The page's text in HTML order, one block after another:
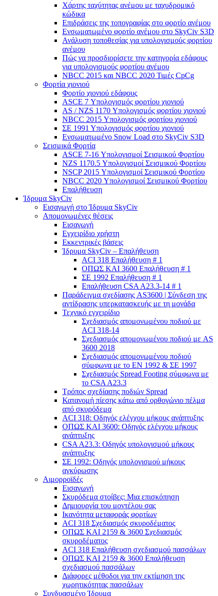
Χάρτης ταχύτητας ανέμου με ταχυδρομικό
κώδικα
Επιδράσεις της τοπογραφίας στο φορτίο ανέμου
Ενσωματωμένο φορτίο ανέμου στο SkyCiv S3D
Ανάλυση τοποθεσίας για υπολογισμούς φορτίου
ανέμου
Πώς να προσδιορίσετε την κατηγορία εδάφους
για υπολογισμούς φορτίου ανέμου
NBCC 2015 και NBCC 2020 Τιμές CpCg
Φορτία χιονιού
Φορτίο χιονιού εδάφους
ASCE 7 Υπολογισμός φορτίου χιονιού
AS / NZS 1170 Υπολογισμός φορτίου χιονιού
NBCC 2015 Υπολογισμός φορτίου χιονιού
ΣΕ 1991 Υπολογισμός φορτίου χιονιού
Ενσωματωμένο Snow Load στο SkyCiv S3D
Σεισμικά Φορτία
ASCE 7-16 Υπολογισμοί Σεισμικού Φορτίου
NZS 1170.5 Υπολογισμοί Σεισμικού Φορτίου
NSCP 2015 Υπολογισμοί Σεισμικού Φορτίου
NBCC 2020 Υπολογισμοί Σεισμικού Φορτίου
Επαλήθευση
Ίδρυμα SkyCiv
Εισαγωγή στο Ίδρυμα SkyCiv
Απομονωμένες θέσεις
Εισαγωγή
Εγχειρίδιο χρήστη
Εκκεντρικές βάσεις
Ίδρυμα SkyCiv – Επαλήθευση
ACI 318 Επαλήθευση # 1
ΟΠΩΣ ΚΑΙ 3600 Επαλήθευση # 1
ΣΕ 1992 Επαλήθευση # 1
Επαλήθευση CSA A23.3-14 # 1
Παράδειγμα σχεδίασης AS3600 | Σύνδεση της
αντίδρασης υπερκατασκευής με τη μονάδα
Τεχνικό εγχειρίδιο
Σχεδιασμός απομονωμένου ποδιού με
ACI 318-14
Σχεδιασμός απομονωμένου ποδιού με AS
3600 2018
Σχεδιασμός απομονωμένου ποδιού
σύμφωνα με το ΕΝ 1992 & ΣΕ 1997
Σχεδιασμός Spread Footing σύμφωνα με
το CSA A23.3
Τρόπος σχεδίασης ποδιών Spread
Κατανομή πίεσης κάτω από ορθογώνιο πέλμα
από σκυρόδεμα
ACI 318: Οδηγός ελέγχου μήκους ανάπτυξης
ΟΠΩΣ ΚΑΙ 3600: Οδηγός ελέγχου μήκους
ανάπτυξης
CSA A23.3: Οδηγός υπολογισμού μήκους
ανάπτυξης
ΣΕ 1992: Οδηγός υπολογισμού μήκους
αγκύρωσης
Αιμορροϊδές
Εισαγωγή
Σκυρόδεμα στοίβες: Μια επισκόπηση
Δημιουργία του μοντέλου σας
Ικανότητα μεταφοράς φορτίων
ACI 318 Σχεδιασμός σκυροδέματος
ΟΠΩΣ ΚΑΙ 2159 & 3600 Σχεδιασμός
σκυροδέματος
ACI 318 Επαλήθευση σχεδιασμού πασσάλων
ΟΠΩΣ ΚΑΙ 2159 & 3600 Επαλήθευση
σχεδιασμού πασσάλων
Διάφορες μέθοδοι για την εκτίμηση της
χωρητικότητας πασσάλων
Συνδυασμένο Ίδρυμα